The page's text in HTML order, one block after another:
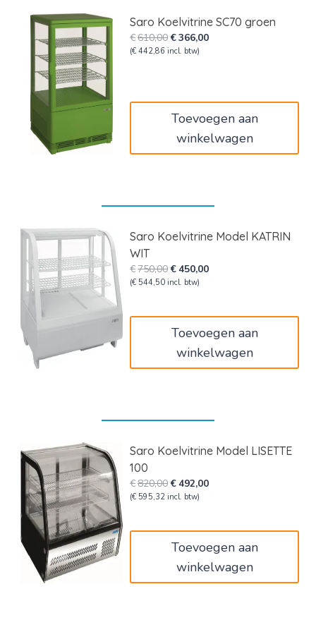
Saro Koelvitrine SC70 groen
€610,00Oorspronkelijke
prijs
€366,00Huidige
(€ 442,86 incl. btw)
Toevoegen aan
winkelwagen
Saro Koelvitrine Model KATRIN
WIT
€750,00Oorspronkelijke
prijs
€750,00.
€450,00Huidige
€450,00.
(€ 544,50 incl. btw)
Toevoegen aan
winkelwagen
Saro Koelvitrine Model LISETTE
100
€820,00Oorspronkelijke
prijs
€820,00.
€492,00Huidige
€492,00.
(€ 595,32 incl. btw)
Toevoegen aan
winkelwagen